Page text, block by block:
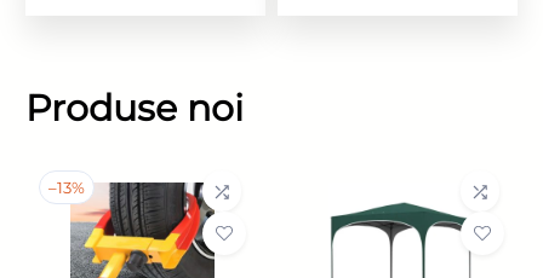
Produse noi
–13%